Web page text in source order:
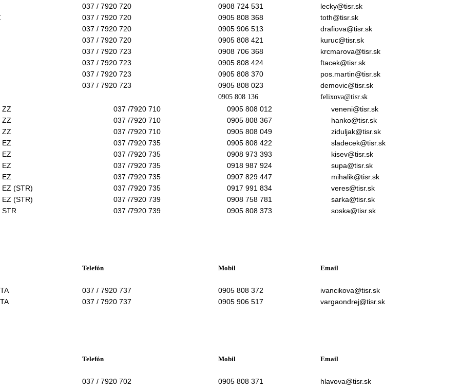
037 / 7920 720 0908 724 531
lecky@tisr.sk
037 / 7920 720 0905 808 368
toth@tisr.sk
037 / 7920 720 0905 906 513
drafiova@tisr.sk
037 / 7920 720 0905 808 421
kuruc@tisr.sk
037 / 7920 723 0908 706 368
krcmarova@tisr.sk
037 / 7920 723 0905 808 424
ftacek@tisr.sk
037 / 7920 723 0905 808 370
pos.martin@tisr.sk
037 / 7920 723 0905 808 023 demovic@tisr.sk
0905 808 136 felixova@tisr.sk
ZZ 037 /7920 710 0905 808 012
veneni@tisr.sk
ZZ 037 /7920 710 0905 808 367
hanko@tisr.sk
ZZ 037 /7920 710 0905 808 049
ziduljak@tisr.sk
EZ 037 /7920 735 0905 808 422
sladecek@tisr.sk
EZ 037 /7920 735 0908 973 393
kisev@tisr.sk
EZ 037 /7920 735 0918 987 924
supa@tisr.sk
EZ 037 /7920 735 0907 829 447
mihalik@tisr.sk
EZ (STR) 037 /7920 735 0917 991 834
veres@tisr.sk
EZ (STR) 037 /7920 739 0908 758 781
sarka@tisr.sk
STR 037 /7920 739 0905 808 373 soska@tisr.sk
Telefón Mobil Email
037 / 7920 737 0905 808 372
ivancikova@tisr.sk
037 / 7920 737 0905 906 517 vargaondrej@tisr.sk
Telefón Mobil Email
037 / 7920 702 0905 808 371
hlavova@tisr.sk